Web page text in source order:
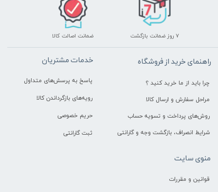
۷ روز ضمانت بازگشت ضمانت اصالت کالا
راهنمای خرید از فروشگاه
چرا باید از ما خرید کنید ؟
مراحل سفارش و ارسال کالا
روش‌های پرداخت و تسویه حساب
شرایط انصراف، بازگشت وجه و گارانتی
خدمات مشتریان
پاسخ به پرسش‌های متداول
رویه‌های بازگرداندن کالا
حریم خصوصی
ثبت گارانتی
منوی سایت
قوانین و مقررات